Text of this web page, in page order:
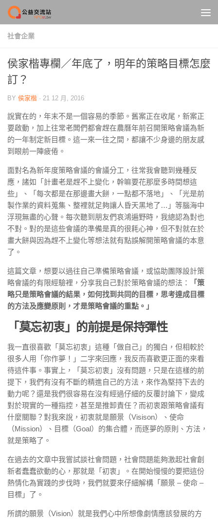
Skip to content
社會企業
侯家楷專欄／年底了，明年的策略目標怎麼
訂？
BY 侯家楷 · 21 12 月, 2016
說實在的，年末不是一個容易的季節。舊案正在收尾，新案正
要啟動，加上往常老闆們都會趕在農曆年前召開策略會議為新
的一年制定新目標。這一來一往之間，都讓不少身邊的朋友感
到眼前一陣疲倦。
面對名為新年度策略會議的會議分工，往常我會聽到幾種反
應，諸如「計畫老是趕不上變化，幹嘛要花那麼多時間想這
些」、「每次都是在那邊畫大餅，一點都不落地」、「光是前
製作業的資料蒐集、整裡就足夠讓人昏天黑地了…」等腦海中
浮現無盡的心聲。每次聽到朋友們哀鴻遍野時，我總認為對也
不對。對的是這些會議的準備是真的很耗心神，但不對就在於
畫大餅與因為趕不上變化等想法就有點誤解開策略會議的本意
了。
這篇文章，想要以過往自己準備策略會議，或協助團隊設計策
略會議的有限經驗裡，分享我自己對於策略會議的想法：
「策
略只是策略會議的結果，如何找到共同的目標，思考達成目標
的方法及應變原則，才是策略會議的重點。」
「莫忘初衷」的前提是保持彈性
我一直很喜歡「莫忘初衷」這種「做自己」的獨白，但相較於
很多人用「你作夢！」二字來回應，我反而喜歡更正面的來看
待這件事。事實上，「莫忘初衷」沒有問題，只是在這樣的前
提下，我們有沒有不斷的精進自己的方法，來作為堅持下去的
動力呢？還是我們很容易在沒有經過仔細的反覆討論下，變成
對於現實的一種指控，甚至是推卸責任？而初衷跟策略會議有
什麼關聯？對我來說，初衷就是願景（Visison）、使命
（Mission）、目標（Goal）的集合體，而逐夢的原則、方法，
就是策略了。
在過去的文章中我嘗試談社會問題，社會問題能夠激起社會創
新者蠢蠢欲動的心，那就是「初衷」。在開始慢慢的要把這份
熱情化為實踐的步伐時，我們就要來仔細解構「願景 – 使命 –
目標」了。
所謂的願景（Vision）就是我們心中所想像劇情應該發展的方